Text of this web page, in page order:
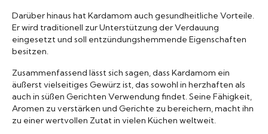
Darüber hinaus hat Kardamom auch gesundheitliche Vorteile.
Er wird traditionell zur Unterstützung der Verdauung
eingesetzt und soll entzündungshemmende Eigenschaften
besitzen.
Zusammenfassend lässt sich sagen, dass Kardamom ein
äußerst vielseitiges Gewürz ist, das sowohl in herzhaften als
auch in süßen Gerichten Verwendung findet. Seine Fähigkeit,
Aromen zu verstärken und Gerichte zu bereichern, macht ihn
zu einer wertvollen Zutat in vielen Küchen weltweit.